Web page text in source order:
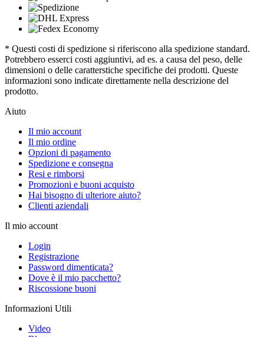
* Questi costi di spedizione si riferiscono alla spedizione standard.
Potrebbero esserci costi aggiuntivi, ad es. a causa del peso, delle
dimensioni o delle caratterstiche specifiche dei prodotti. Queste
informazioni sono indicate direttamente nella descrizione del
prodotto.
Aiuto
Il mio account
Il mio ordine
Opzioni di pagamento
Spedizione e consegna
Resi e rimborsi
Promozioni e buoni acquisto
Hai bisogno di ulteriore aiuto?
Clienti aziendali
Il mio account
Login
Registrazione
Password dimenticata?
Dove è il mio pacchetto?
Riscossione buoni
Informazioni Utili
Video